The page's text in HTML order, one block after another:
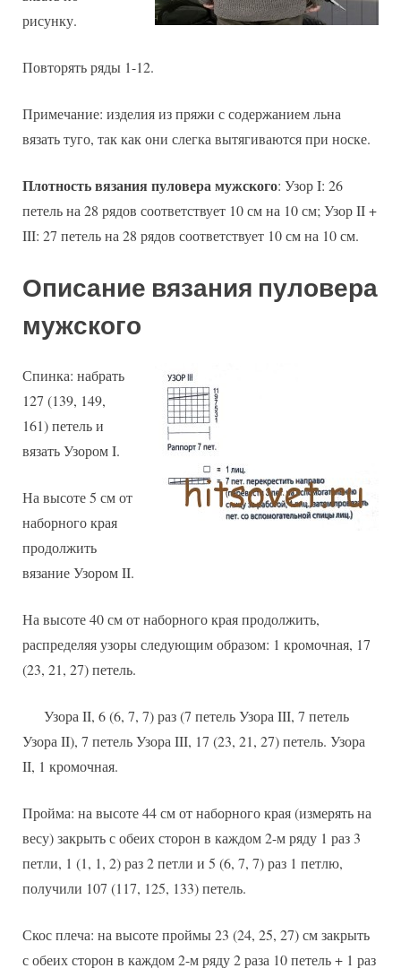
рисунку.
Повторять ряды 1-12.
Примечание: изделия из пряжи с содержанием льна
вязать туго, так как они слегка вытягиваются при носке.
Плотность вязания пуловера мужского: Узор I: 26
петель на 28 рядов соответствует 10 см на 10 см; Узор II +
III: 27 петель на 28 рядов соответствует 10 см на 10 см.
Описание вязания пуловера
мужского
Спинка: набрать
127 (139, 149,
161) петель и
вязать Узором I.
На высоте 5 см от
наборного края
продолжить
вязание Узором II.
На высоте 40 см от наборного края продолжить,
распределяя узоры следующим образом: 1 кромочная, 17
(23, 21, 27) петель.
Узора II, 6 (6, 7, 7) раз (7 петель Узора III, 7 петель
Узора II), 7 петель Узора III, 17 (23, 21, 27) петель. Узора
II, 1 кромочная.
Пройма: на высоте 44 см от наборного края (измерять на
весу) закрыть с обеих сторон в каждом 2-м ряду 1 раз 3
петли, 1 (1, 1, 2) раз 2 петли и 5 (6, 7, 7) раз 1 петлю,
получили 107 (117, 125, 133) петель.
Скос плеча: на высоте проймы 23 (24, 25, 27) см закрыть
с обеих сторон в каждом 2-м ряду 2 раза 10 петель + 1 раз